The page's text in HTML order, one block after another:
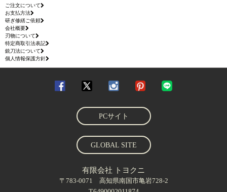
ご注文について
お支払方法
研ぎ修繕ご依頼
会社概要
刃物について
特定商取引法表記
銃刀法について
個人情報保護方針
PCサイト
GLOBAL SITE
有限会社 トヨクニ
〒783-0071 高知県南国市亀岩728-2